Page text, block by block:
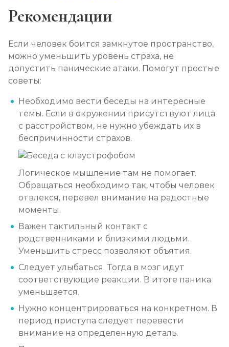
Рекомендации
Если человек боится замкнутое пространство,
можно уменьшить уровень страха, не
допустить панические атаки. Помогут простые
советы:
Необходимо вести беседы на интересные
темы. Если в окружении присутствуют лица
с расстройством, не нужно убеждать их в
беспричинности страхов.
Логическое мышление там не помогает.
Обращаться необходимо так, чтобы человек
отвлекся, перевел внимание на радостные
моменты.
Важен тактильный контакт с
родственниками и близкими людьми.
Уменьшить стресс позволяют объятия.
Следует улыбаться. Тогда в мозг идут
соответствующие реакции. В итоге паника
уменьшается.
Нужно концентрироваться на конкретном. В
период приступа следует перевести
внимание на определенную деталь.